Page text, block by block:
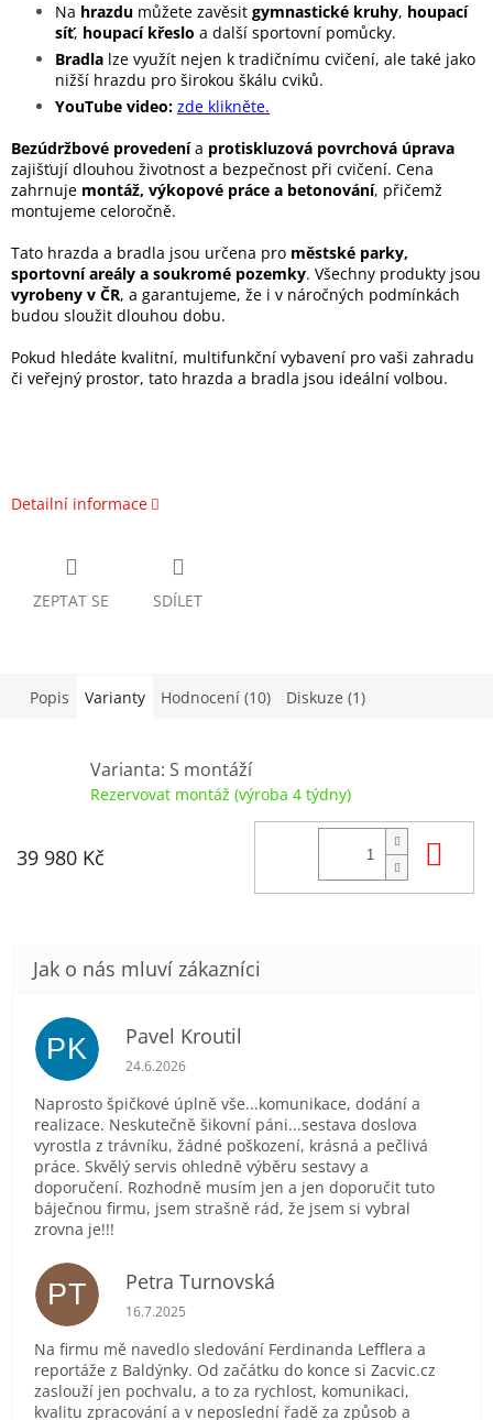
Na hrazdu můžete zavěsit gymnastické kruhy, houpací
síť, houpací křeslo a další sportovní pomůcky.
Bradla lze využít nejen k tradičnímu cvičení, ale také jako
nižší hrazdu pro širokou škálu cviků.
YouTube video: zde klikněte.
Bezúdržbové provedenía protiskluzová povrchová úprava
zajišťují dlouhou životnost a bezpečnost při cvičení. Cena
zahrnuje montáž, výkopové práce a betonování, přičemž
montujeme celoročně.
Tato hrazda a bradla jsou určena pro městské parky,
sportovní areály a soukromé pozemky. Všechny produkty jsou
vyrobeny v ČR, a garantujeme, že i v náročných podmínkách
budou sloužit dlouhou dobu.
Pokud hledáte kvalitní, multifunkční vybavení pro vaši zahradu
či veřejný prostor, tato hrazda a bradla jsou ideální volbou.
Detailní informace
ZEPTAT SE SDÍLET
Popis Varianty Hodnocení (10) Diskuze (1)
Varianta: S montáží
Rezervovat montáž (výroba 4 týdny)
39 980 Kč
PK Pavel Kroutil
Hodnocení obchodu je 5 z 5 hvězdiček.
24.6.2026
Naprosto špičkové úplně vše...komunikace, dodání a
realizace. Neskutečně šikovní páni...sestava doslova
vyrostla z trávníku, žádné poškození, krásná a pečlivá
práce. Skvělý servis ohledně výběru sestavy a
doporučení. Rozhodně musím jen a jen doporučit tuto
báječnou firmu, jsem strašně rád, že jsem si vybral
zrovna je!!!
PT Petra Turnovská
Hodnocení obchodu je 5 z 5 hvězdiček.
16.7.2025
Na firmu mě navedlo sledování Ferdinanda Lefflera a
reportáže z Baldýnky. Od začátku do konce si Zacvic.cz
zaslouží jen pochvalu, a to za rychlost, komunikaci,
kvalitu zpracování a v neposlední řadě za způsob a